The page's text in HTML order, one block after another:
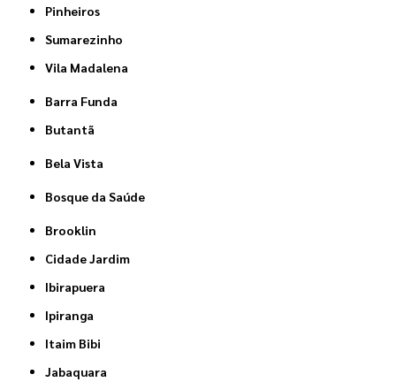
Pinheiros
Sumarezinho
Vila Madalena
Barra Funda
Butantã
Bela Vista
Bosque da Saúde
Brooklin
Cidade Jardim
Ibirapuera
Ipiranga
Itaim Bibi
Jabaquara